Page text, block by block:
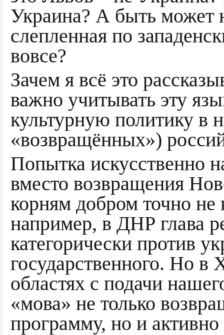
Украина? А быть может
слепленная по
вовсе?
Зачем я всё это
важно учитывать эту
культурную политику в
«возвращённых»)
Попытка искусственно
вместо возвращения
корням добром точно
например, в ДНР глава
категорически против
государственного. Но в
областях с подачи
«мова» не только
программу, но и активно